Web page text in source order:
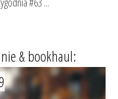
& bookhaul: